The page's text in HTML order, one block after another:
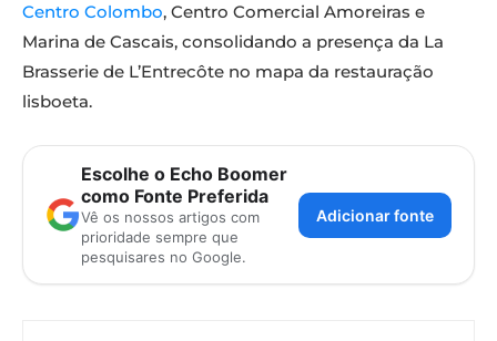
Centro Colombo, Centro Comercial Amoreiras e
Marina de Cascais, consolidando a presença da La
Brasserie de L’Entrecôte no mapa da restauração
lisboeta.
Escolhe o Echo Boomer
como Fonte Preferida
Vê os nossos artigos com
prioridade sempre que
pesquisares no Google.
Adicionar fonte